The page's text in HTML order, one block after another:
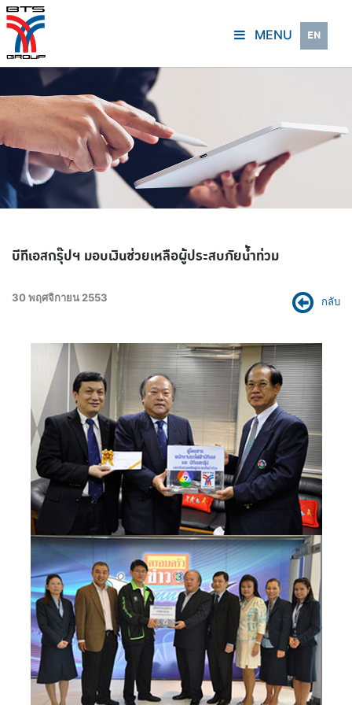
MENU EN
บีทีเอสกรุ๊ปฯ มอบเงินช่วยเหลือผู้ประสบภัยน้ำท่วม
กลับ
30 พฤศจิกายน 2553